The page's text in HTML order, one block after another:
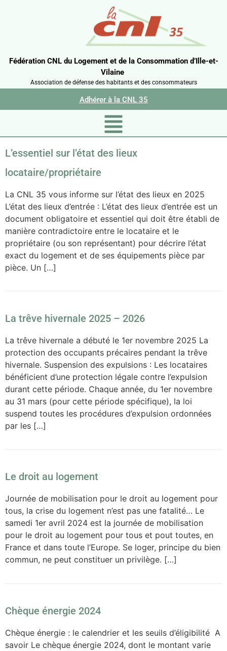
Fédération CNL du Logement et de la Consommation d’Ille-et-
Vilaine
Association de défense des habitants et des consommateurs
Adhérer à la CNL 35
L’essentiel sur l’état des lieux
locataire/propriétaire
La CNL 35 vous informe sur l’état des lieux en 2025
L’état des lieux d’entrée : L’état des lieux d’entrée est un
document obligatoire et essentiel qui doit être établi de
manière contradictoire entre le locataire et le
propriétaire (ou son représentant) pour décrire l’état
exact du logement et de ses équipements pièce par
pièce. Un […]
La trêve hivernale 2025 – 2026
La trêve hivernale a débuté le 1er novembre 2025 La
protection des occupants précaires pendant la trêve
hivernale. Suspension des expulsions : Les locataires
bénéficient d’une protection légale contre l’expulsion
durant cette période. Chaque année, du 1er novembre
au 31 mars (pour cette période spécifique), la loi
suspend toutes les procédures d’expulsion ordonnées
par les […]
Le droit au logement
Journée de mobilisation pour le droit au logement pour
tous, la crise du logement n’est pas une fatalité… Le
samedi 1er avril 2024 est la journée de mobilisation
pour le droit au logement pour tous et pout toutes, en
France et dans toute l’Europe. Se loger, principe du bien
commun, ne peut constituer un privilège. […]
Chèque énergie 2024
Chèque énergie : le calendrier et les seuils d’éligibilité A
savoir Le chèque énergie 2024, dont le montant varie